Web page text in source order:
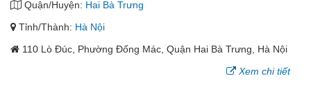
Quận/Huyện: Hai Bà Trưng
Tỉnh/Thành: Hà Nội
110 Lò Đúc, Phường Đống Mác, Quận Hai Bà Trưng, Hà Nội
Xem chi tiết